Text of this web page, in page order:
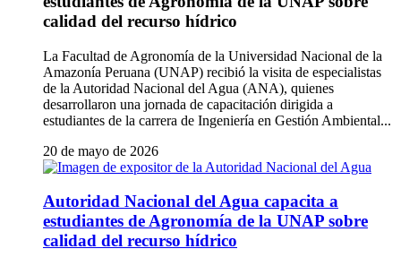
calidad del recurso hídrico
La Facultad de Agronomía de la Universidad Nacional de la
Amazonía Peruana (UNAP) recibió la visita de especialistas
de la Autoridad Nacional del Agua (ANA), quienes
desarrollaron una jornada de capacitación dirigida a
estudiantes de la carrera de Ingeniería en Gestión Ambiental...
20 de mayo de 2026
Autoridad Nacional del Agua capacita a
estudiantes de Agronomía de la UNAP sobre
calidad del recurso hídrico